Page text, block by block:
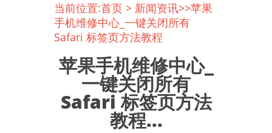
当前位置:首页 > 新闻资讯>>苹果
手机维修中心_一键关闭所有
Safari 标签页方法教程
苹果手机维修中心_
一键关闭所有
Safari 标签页方法
教程...